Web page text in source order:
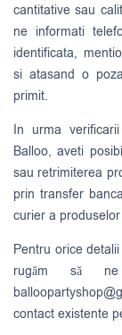
cantitative sau
ne informati
identificata,
si atasand o
primit.
In urma
Balloo, aveti
sau retrimiterea
prin transfer
curier a
Pentru orice
rugăm să
contact existente